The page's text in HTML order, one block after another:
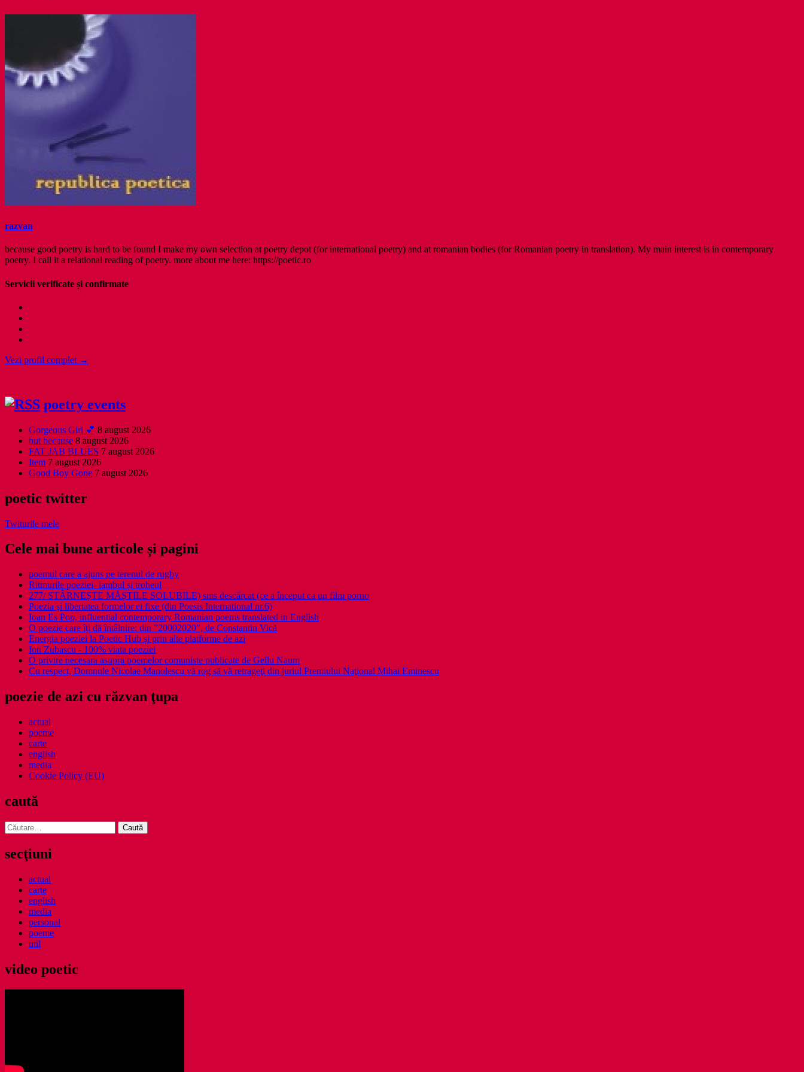
razvan
because good poetry is hard to be found I make my own selection at poetry depot (for international poetry) and at romanian bodies (for Romanian poetry in translation). My main interest is in contemporary
poetry. I call it a relational reading of poetry. more about me here: https://poetic.ro
Servicii verificate și confirmate
Vezi profil complet →
poetry events
Gorgeous Girl 💕 8 august 2026
but because 8 august 2026
FAT JAB BLUES 7 august 2026
Item 7 august 2026
Good Boy Gone 7 august 2026
poetic twitter
Twiturile mele
Cele mai bune articole și pagini
poemul care a ajuns pe terenul de rugby
Ritmurile poeziei- iambul și troheul
277/ STÂRNEȘTE MĂȘTILE SOLUBILE) sms descărcat (ce a început ca un film porno
Poezia şi libertatea formelor ei fixe (din Poesis International nr.6)
Ioan Es Pop, influential contemporary Romanian poems translated in English
O poezie care îți dă întâlnire: din ”20002020”, de Constantin Vică
Energia poeziei la Poetic Hub și prin alte platforme de azi
Ion Zubascu - 100% viata poeziei
O privire necesara asupra poemelor comuniste publicate de Gellu Naum
Cu respect, Domnule Nicolae Manolescu vă rog să vă retrageţi din juriul Premiului Naţional Mihai Eminescu
poezie de azi cu răzvan ţupa
actual
poeme
carte
english
media
Cookie Policy (EU)
caută
Caută
după:
secţiuni
actual
carte
english
media
personal
poeme
util
video poetic